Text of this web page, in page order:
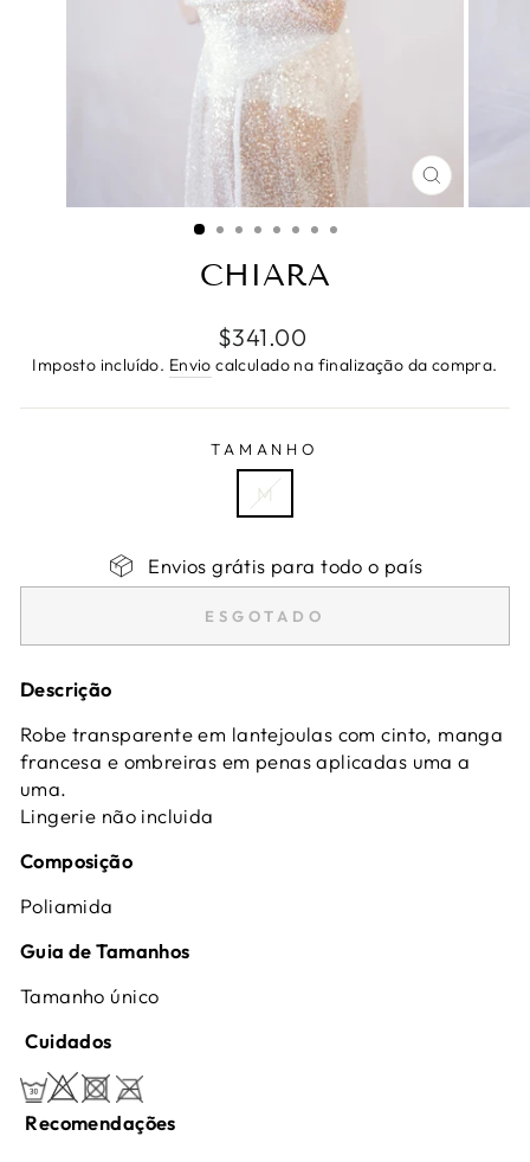
(ESC)
CHIARA
Preço
normal
$341.00
Imposto incluído. Envio calculado na finalização da compra.
TAMANHO
M
Envios grátis para todo o país
ESGOTADO
Descrição
Robe transparente em lantejoulas com cinto, manga
francesa e ombreiras em penas aplicadas uma a
uma.
Lingerie não incluida
Composição
Poliamida
Guia de Tamanhos
Tamanho único
Cuidados
Recomendações